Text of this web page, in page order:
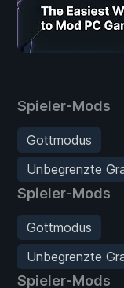
Spieler-Mods
Gottmodus
Unbegrenzte
Spieler-Mods
Gottmodus
Unbegrenzte
Spieler-Mods